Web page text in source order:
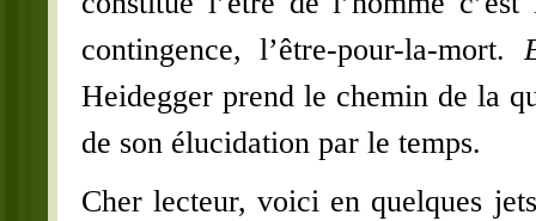
contingence, l’être-pour-la-mort.
Heidegger prend le chemin de la
de son élucidation par le temps.
Cher lecteur, voici en quelques